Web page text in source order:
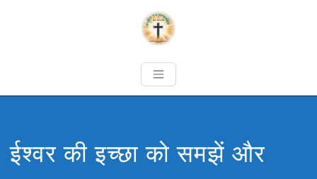
ईश्वर की इच्छा को समझें और